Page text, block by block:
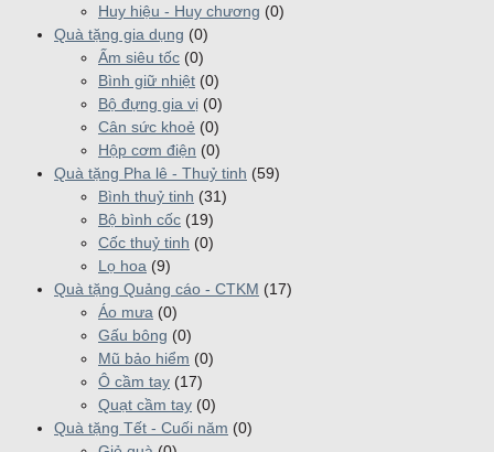
Huy hiệu - Huy chương (0)
Quà tặng gia dụng (0)
Ấm siêu tốc (0)
Bình giữ nhiệt (0)
Bộ đựng gia vị (0)
Cân sức khoẻ (0)
Hộp cơm điện (0)
Quà tặng Pha lê - Thuỷ tinh (59)
Bình thuỷ tinh (31)
Bộ bình cốc (19)
Cốc thuỷ tinh (0)
Lọ hoa (9)
Quà tặng Quảng cáo - CTKM (17)
Áo mưa (0)
Gấu bông (0)
Mũ bảo hiểm (0)
Ô cầm tay (17)
Quạt cầm tay (0)
Quà tặng Tết - Cuối năm (0)